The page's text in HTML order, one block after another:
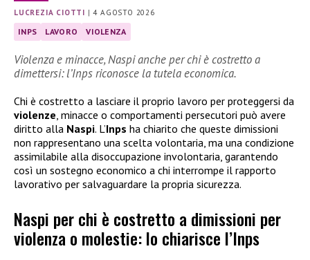
LUCREZIA CIOTTI |4 AGOSTO 2026
INPS LAVORO VIOLENZA
Violenza e minacce, Naspi anche per chi è costretto a
dimettersi: l’Inps riconosce la tutela economica.
Chi è costretto a lasciare il proprio lavoro per proteggersi da
violenze , minacce o comportamenti persecutori può avere
diritto alla Naspi. L’Inps ha chiarito che queste dimissioni
non rappresentano una scelta volontaria, ma una condizione
assimilabile alla disoccupazione involontaria, garantendo
così un sostegno economico a chi interrompe il rapporto
lavorativo per salvaguardare la propria sicurezza.
Naspi per chi è costretto a dimissioni per
violenza o molestie: lo chiarisce l’Inps